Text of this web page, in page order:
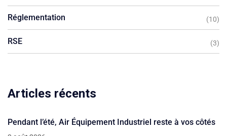
Réglementation (10)
RSE (3)
Articles récents
Pendant l’été, Air Équipement Industriel reste à vos côtés